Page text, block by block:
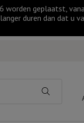
worden geplaatst,
duren dan dat u